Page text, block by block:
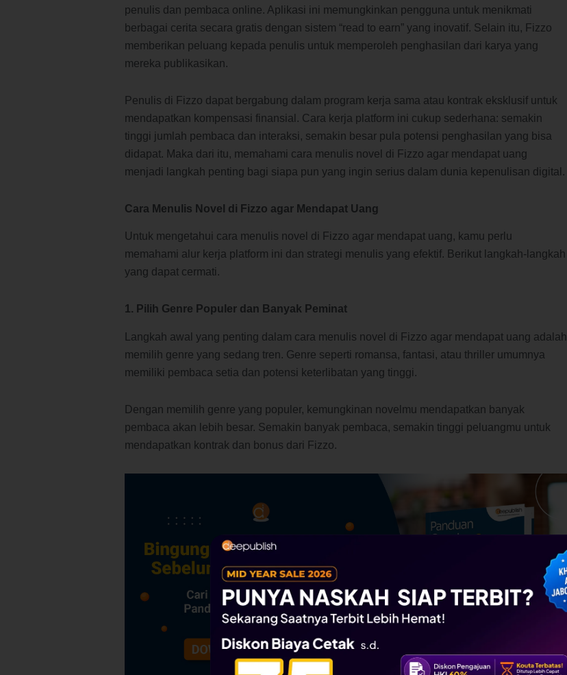
penulis dan pembaca online. Aplikasi ini memungkinkan pengguna untuk menikmati
berbagai cerita secara gratis dengan sistem “read to earn” yang inovatif. Selain itu, Fizzo
memberikan peluang kepada penulis untuk memperoleh penghasilan dari karya yang
mereka publikasikan.
Penulis di Fizzo dapat bergabung dalam program kerja sama atau kontrak eksklusif untuk
mendapatkan kompensasi finansial. Cara kerja platform ini cukup sederhana: semakin
tinggi jumlah pembaca dan interaksi, semakin besar pula potensi penghasilan yang bisa
didapat. Maka dari itu, memahami cara menulis novel di Fizzo agar mendapat uang
menjadi langkah penting bagi siapa pun yang ingin serius dalam dunia kepenulisan digital.
Cara Menulis Novel di Fizzo agar Mendapat Uang
Untuk mengetahui cara menulis novel di Fizzo agar mendapat uang, kamu perlu
memahami alur kerja platform ini dan strategi menulis yang efektif. Berikut langkah-langkah
yang dapat cermati.
1. Pilih Genre Populer dan Banyak Peminat
Langkah awal yang penting dalam cara menulis novel di Fizzo agar mendapat uang adalah
memilih genre yang sedang tren. Genre seperti romansa, fantasi, atau thriller umumnya
memiliki pembaca setia dan potensi keterlibatan yang tinggi.
Dengan memilih genre yang populer, kemungkinan novelmu mendapatkan banyak
pembaca akan lebih besar. Semakin banyak pembaca, semakin tinggi peluangmu untuk
mendapatkan kontrak dan bonus dari Fizzo.